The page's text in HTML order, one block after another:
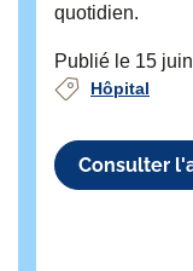
quotidien.
Publié le 15
Hôpital
Consulter